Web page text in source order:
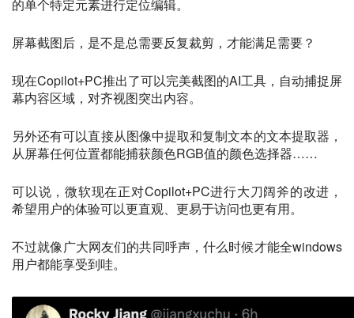
的单个特定元素进行定位编辑。
屏幕截图后，是不是总需要反复裁剪，才能满足需要？
现在Copilot+PC推出了可以完美截图的AI工具，自动捕捉屏
幕内容区域，对齐视图突出内容。
另外还有可以直接从图像中提取和复制文本的文本提取器，
从屏幕任何位置都能捕获颜色RGB值的颜色选择器……
可以说，微软现在正对Copilot+PC进行大刀阔斧的改进，
希望用户的体验可以更直观、更易于访问也更有用。
不过就像广大网友们的共同呼声，什么时候才能全windows
用户都能享受到哇。